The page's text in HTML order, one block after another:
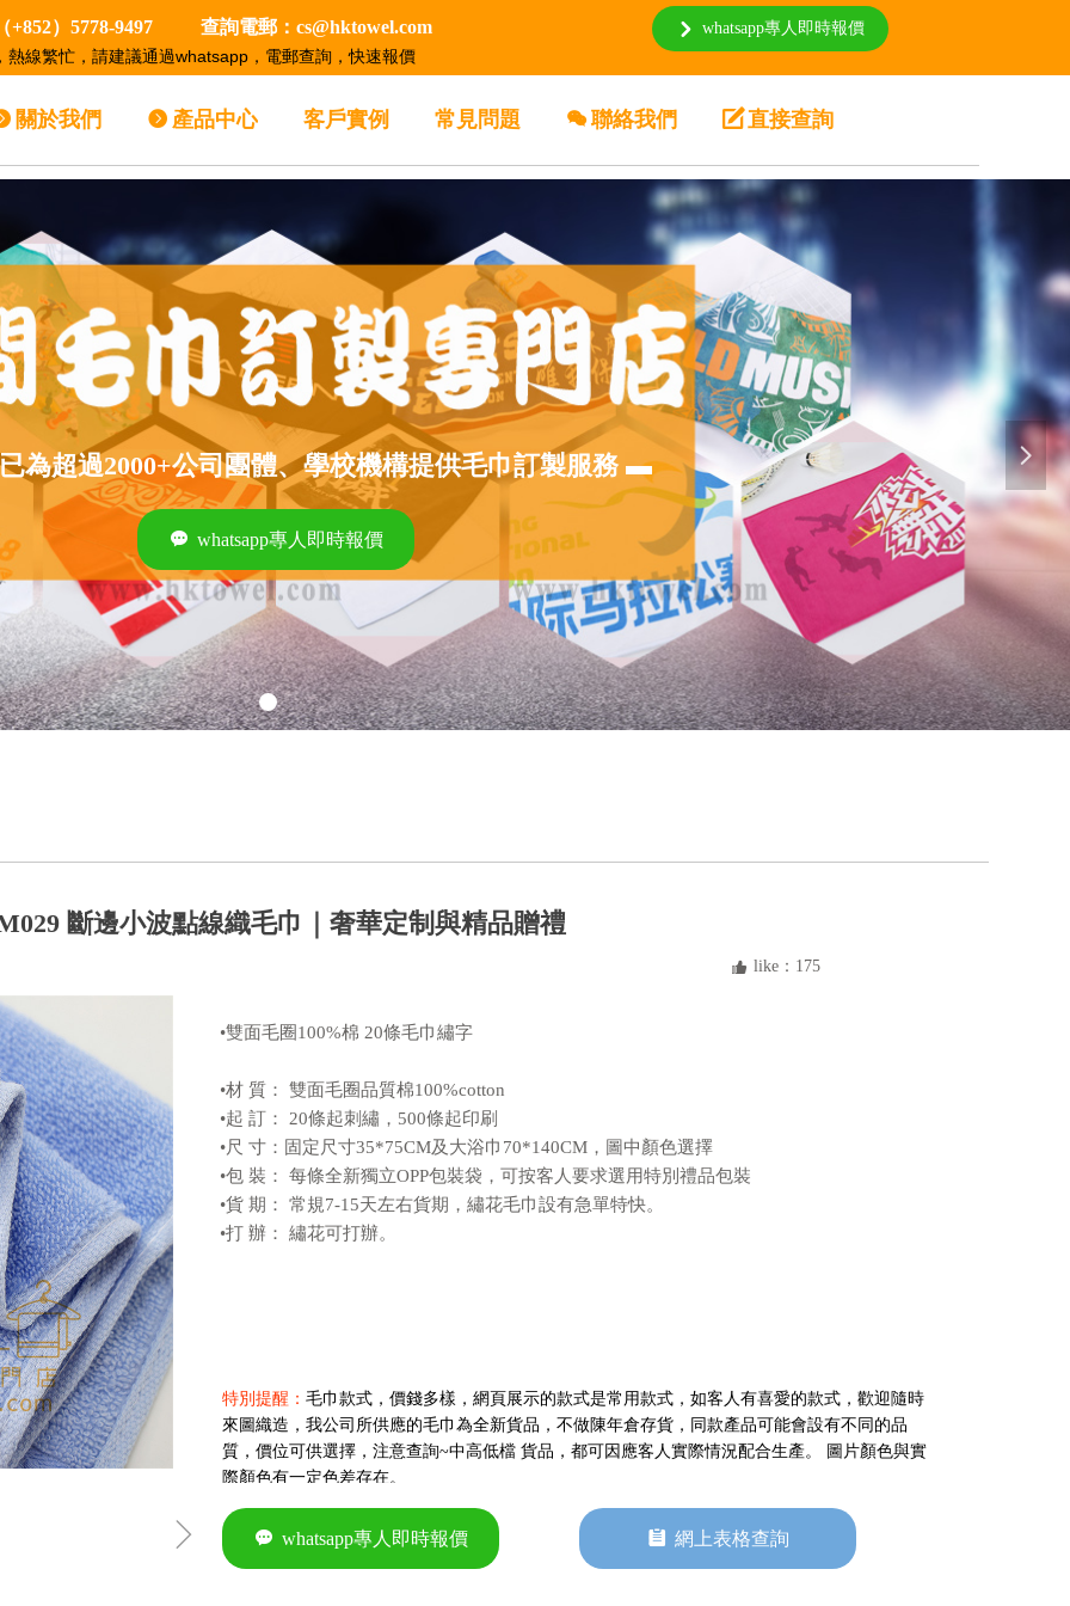
+852）5778-9497 查詢電郵：cs@hktowel.com 낑 whatsapp專人即時報價
熱線繁忙，請建議通過whatsapp，電郵查詢，快速報價
為超過2000+公司團體、學校機構提供毛巾訂製服務 ▬
끁 whatsapp專人即時報價
넲
關於我們 뀹 產品中心 客戶實例 常見問題 너聯絡我們 녁直接查詢
ꁇ
斷邊小波點線織毛巾｜奢華定制與精品贈禮
뀗 like： 175
•雙面毛圈100%棉 20條毛巾繡字
•材 質： 雙面毛圈品質棉100%cotton
•起 訂： 20條起刺繡，500條起印刷
•尺 寸：固定尺寸35*75CM及大浴巾70*140CM，圖中顏色選擇
•包 裝： 每條全新獨立OPP包裝袋，可按客人要求選用特別禮品包裝
•貨 期： 常規7-15天左右貨期，繡花毛巾設有急單特快。
•打 辦： 繡花可打辦。
特別提醒： 毛巾款式，價錢多樣，網頁展示的款式是常用款式，如客人有喜愛的款式，歡迎隨時
來圖織造，我公司所供應的毛巾為全新貨品，不做陳年倉存貨，同款產品可能會設有不同的品
質，價位可供選擇，注意查詢~中高低檔 貨品，都可因應客人實際情況配合生產。 圖片顏色與實
際顏色有一定色差存在。
끁 whatsapp專人即時報價 뀳 網上表格查詢